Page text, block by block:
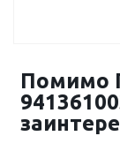
Помимо